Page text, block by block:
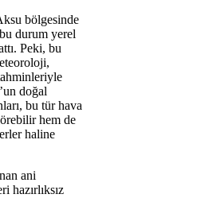
bölgesinde
durum yerel
Peki, bu
doğal
bu tür hava
hem de
haline
ani
hazırlıksız